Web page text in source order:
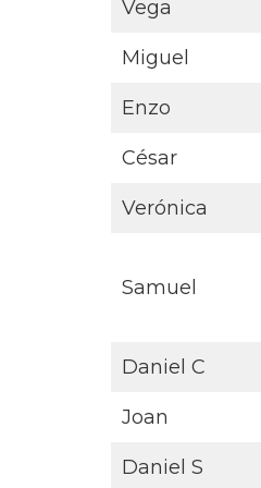
Vega
Miguel
Enzo
César
Verónica
Samuel
Daniel C
Joan
Daniel S